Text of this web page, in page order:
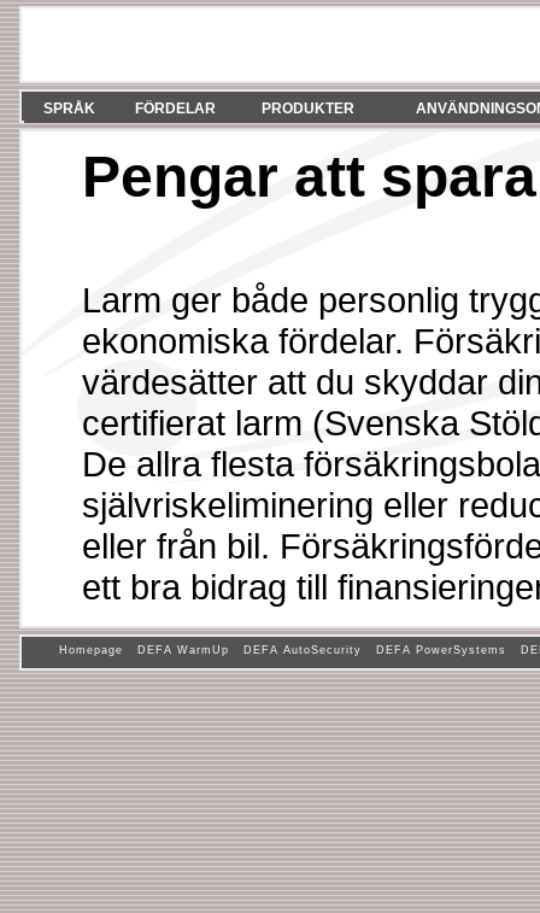
SPRÅK FÖRDELAR PRODUKTER
Pengar att spara
Larm ger både personlig
ekonomiska fördelar.
värdesätter att du skyddar
certifierat larm (Svenska
De allra flesta
självriskeliminering eller
eller från bil.
ett bra bidrag till
Homepage DEFA WarmUp DEFA AutoSecurity DEFA PowerSystems